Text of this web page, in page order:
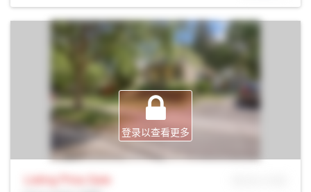
登录以查看更多
Listing Price Sale